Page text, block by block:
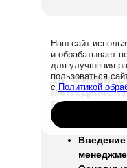
18.
менеджмент
в
Наш сайт
и обрабатывает
для улучшения
пользоваться
с Политикой